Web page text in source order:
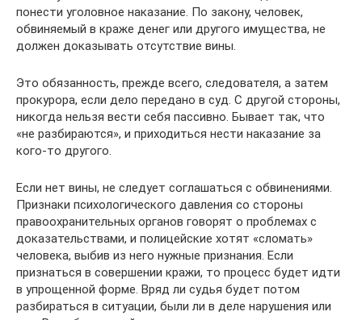
понести уголовное наказание. По закону, человек,
обвиняемый в краже денег или другого имущества, не
должен доказывать отсутствие вины.
Это обязанность, прежде всего, следователя, а затем
прокурора, если дело передано в суд. С другой стороны,
никогда нельзя вести себя пассивно. Бывает так, что
«не разбираются», и приходиться нести наказание за
кого-то другого.
Если нет вины, не следует соглашаться с обвинениями.
Признаки психологического давления со стороны
правоохранительных органов говорят о проблемах с
доказательствами, и полицейские хотят «сломать»
человека, выбив из него нужные признания. Если
признаться в совершении кражи, то процесс будет идти
в упрощенной форме. Вряд ли судья будет потом
разбираться в ситуации, были ли в деле нарушения или